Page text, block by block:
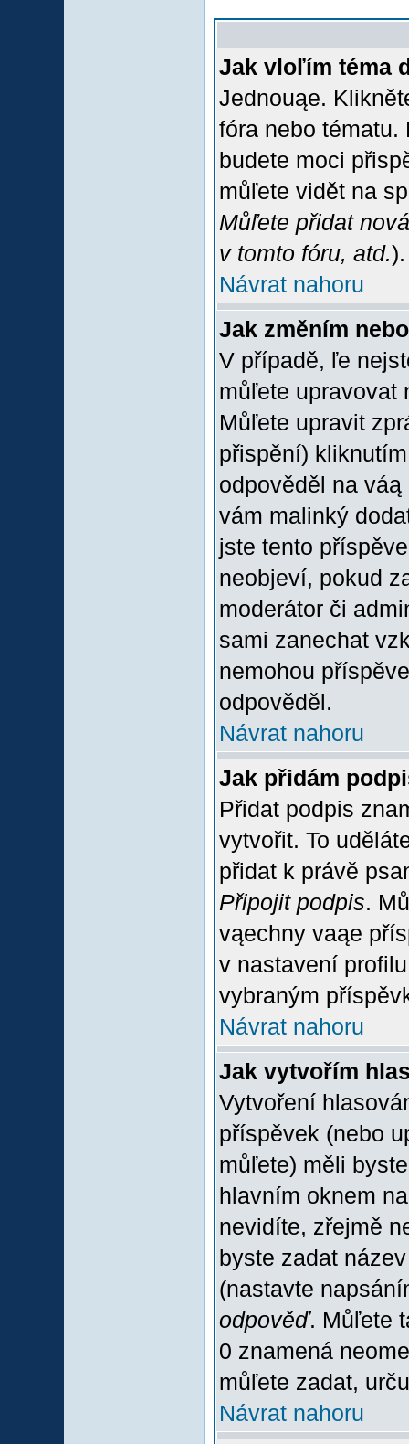
Jak vloľím téma
Jednouąe.
fóra nebo
budete moci
můľete vidět na
Můľete přidat
v tomto fóru, atd.).
Návrat nahoru
Jak změním
V případě, ľe
můľete upravovat
Můľete upravit
přispění)
odpověděl na
vám malinký
jste tento
neobjeví, pokud
moderátor či
sami zanechat
nemohou
odpověděl.
Návrat nahoru
Jak přidám
Přidat podpis
vytvořit. To
přidat k právě
Připojit podpis.
vąechny vaąe
v nastavení
vybraným
Návrat nahoru
Jak vytvořím
Vytvoření
příspěvek (nebo
můľete) měli
hlavním oknem
nevidíte, zřejmě
byste zadat
(nastavte
odpověď. Můľete
0 znamená
můľete zadat,
Návrat nahoru